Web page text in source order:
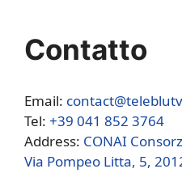
Contatto
Email:
Tel: +39 041 852 3764
Address: CONAI
Via Pompeo Litta, 5,